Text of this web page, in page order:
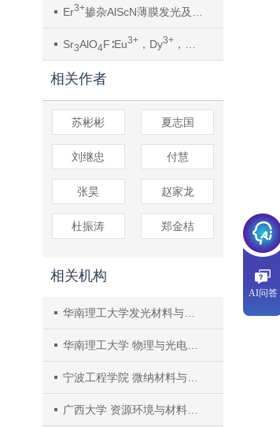
Er3+掺杂AlScN薄膜发光及铁电性能的协同调控
Sr3AlO4F∶Eu3+ ，Dy3+ ，Na
相关作者
苏彬彬 夏志国
刘继忠 付慧
张昊 赵家龙
杜振涛 郑金桔
相关机构
华南理工大学发光材料与器件国家重点实验室，广东省光纤激光材料与应用技术重点实验室， 材料科学与工程学院
华南理工大学 物理与光电学院
宁波工程学院 微纳材料与器件创新研究院
广西大学 资源环境与材料学院
AI问答